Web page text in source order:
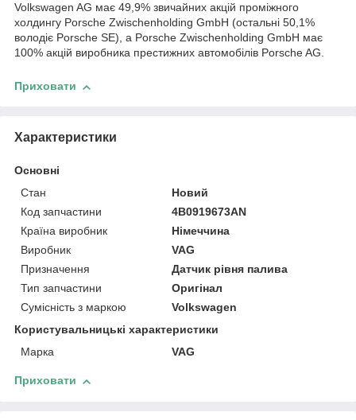
Volkswagen AG має 49,9% звичайних акцій проміжного
холдингу Porsche Zwischenholding GmbH (остальні 50,1%
володіє Porsche SE), а Porsche Zwischenholding GmbH має
100% акцій виробника престижних автомобілів Porsche AG.
Приховати
Характеристики
Основні
Стан
Новий
Код запчастини
4B0919673AN
Країна виробник
Німеччина
Виробник
VAG
Призначення
Датчик рівня палива
Тип запчастини
Оригінал
Сумісність з маркою
Volkswagen
Користувальницькі характеристики
Марка
VAG
Приховати